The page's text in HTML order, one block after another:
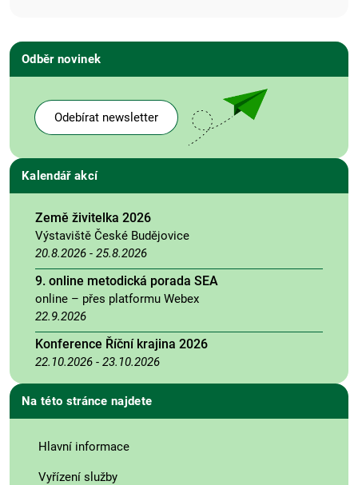
Odběr novinek
Odebírat newsletter
Kalendář akcí
Země živitelka 2026
Výstaviště České Budějovice
20.8.2026 - 25.8.2026
9. online metodická porada SEA
online – přes platformu Webex
22.9.2026
Konference Říční krajina 2026
22.10.2026 - 23.10.2026
Na této stránce najdete
Hlavní informace
Vyřízení služby